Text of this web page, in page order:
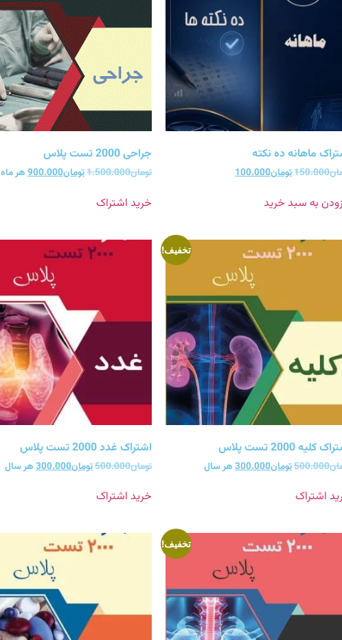
ماهانه ده نکته
150.000تومان100.000
به سبد خرید
جراحی 2000 تست پلاس
تومان1.500.000تومان900.000هر ماه
خرید اشتراک
تخفیف!
کلیه 2000 تست پلاس
500.000تومان300.000هر سال
اشتراک
اشتراک غدد 2000 تست پلاس
تومان500.000تومان300.000هر سال
خرید اشتراک
تخفیف!